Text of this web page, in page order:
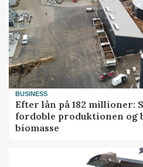
BUSINESS
Efter lån på 182 millioner:
fordoble produktionen og
biomasse